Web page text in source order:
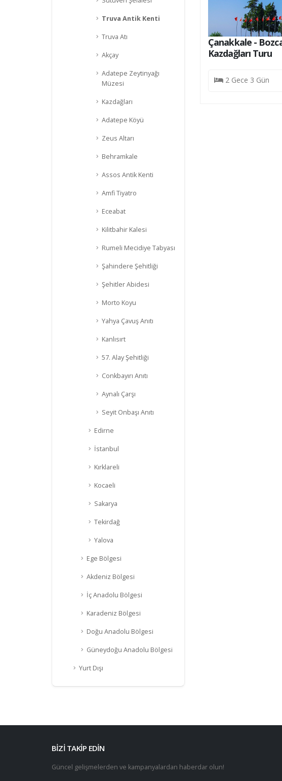
Truva Antik Kenti
Truva Atı
Akçay
Adatepe Zeytinyağı
Müzesi
Kazdağları
Adatepe Köyü
Zeus Altarı
Behramkale
Assos Antik Kenti
Amfi Tiyatro
Eceabat
Kilitbahir Kalesi
Rumeli Mecidiye Tabyası
Şahindere Şehitliği
Şehitler Abidesi
Morto Koyu
Yahya Çavuş Anıtı
Kanlısırt
57. Alay Şehitliği
Conkbayırı Anıtı
Aynalı Çarşı
Seyit Onbaşı Anıtı
Edirne
İstanbul
Kırklareli
Kocaeli
Sakarya
Tekirdağ
Yalova
Ege Bölgesi
Akdeniz Bölgesi
İç Anadolu Bölgesi
Karadeniz Bölgesi
Doğu Anadolu Bölgesi
Güneydoğu Anadolu Bölgesi
Yurt Dışı
- Bozcaada - Assos - Truva -
11990
Çanakkale -
Kazdağları Turu
2 Gece 3 Gün
BİZİ TAKİP EDİN
Güncel gelişmelerden ve kampanyalardan haberdar olun!